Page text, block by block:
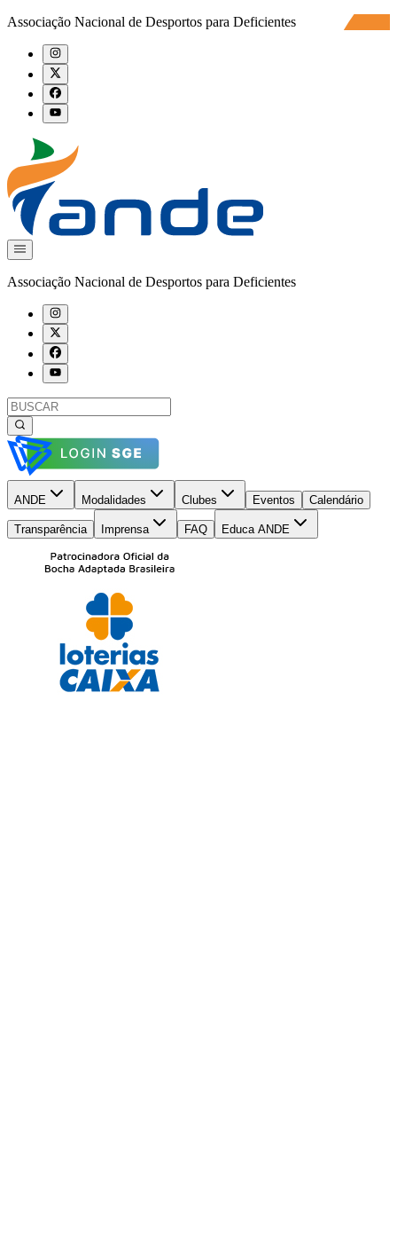
Associação Nacional de Desportos para Deficientes
Associação Nacional de Desportos para Deficientes
ANDE Modalidades Clubes Eventos Calendário
Transparência Imprensa FAQ Educa ANDE